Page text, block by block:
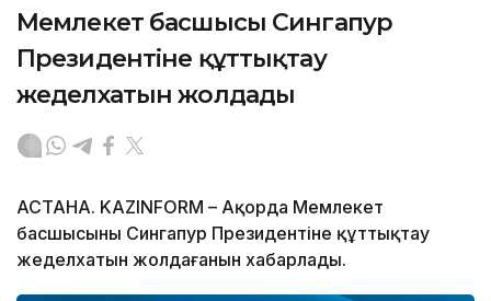
Мемлекет басшысы Сингапур
Президентіне құттықтау
жеделхатын жолдады
АСТАНА. KAZINFORM – Ақорда Мемлекет
басшысының Сингапур Президентіне құттықтау
жеделхатын жолдағанын хабарлады.